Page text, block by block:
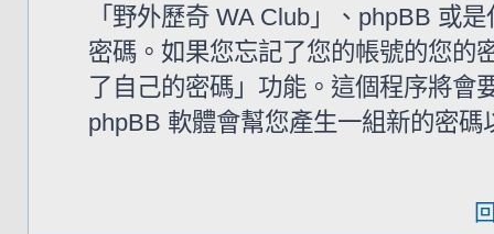
「野外歷奇 WA Club」、phpBB 或
密碼。如果您忘記了您的帳號的您的
了自己的密碼」功能。這個程序將會
phpBB 軟體會幫您產生一組新的密